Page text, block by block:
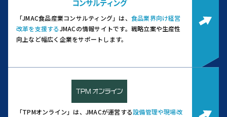
「JMAC食品産業コンサルティング」は、 食品業界向け経営
改革を支援するJMACの情報サイトです。 戦略立案や生産性
向上など幅広く企業をサポートします。
「TPMオンライン」は、JMACが運営する設備管理や現場改